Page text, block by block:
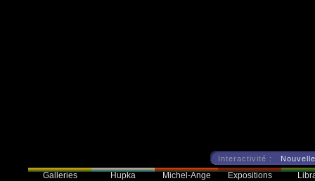
Interactivité :
Galleries Hupka Michel-Ange Expositions